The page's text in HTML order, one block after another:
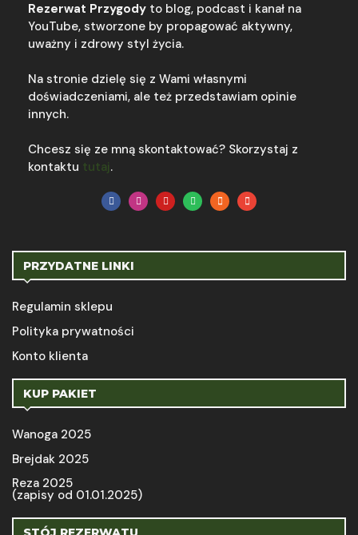
Rezerwat Przygody to blog, podcast i kanał na
YouTube, stworzone by propagować aktywny,
uważny i zdrowy styl życia.
Na stronie dzielę się z Wami własnymi
doświadczeniami, ale też przedstawiam opinie
innych.
Chcesz się ze mną skontaktować? Skorzystaj z
kontaktu tutaj.
PRZYDATNE LINKI
Regulamin sklepu
Polityka prywatności
Konto klienta
KUP PAKIET
Wanoga 2025
Brejdak 2025
Reza 2025
(zapisy od 01.01.2025)